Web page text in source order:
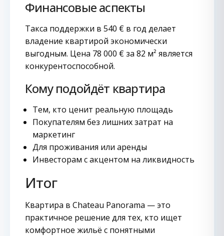
Финансовые аспекты
Такса поддержки в 540 € в год делает
владение квартирой экономически
выгодным. Цена 78 000 € за 82 м² является
конкурентоспособной.
Кому подойдёт квартира
Тем, кто ценит реальную площадь
Покупателям без лишних затрат на
маркетинг
Для проживания или аренды
Инвесторам с акцентом на ликвидность
Итог
Квартира в Chateau Panorama — это
практичное решение для тех, кто ищет
комфортное жильё с понятными